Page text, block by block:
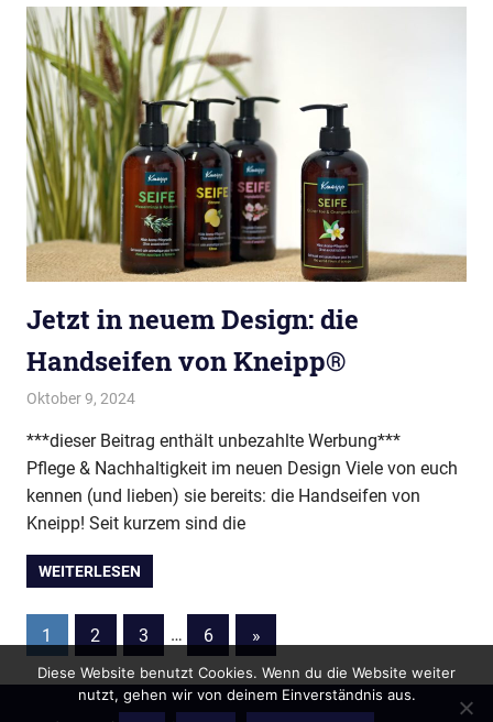
Jetzt in neuem Design: die
Handseifen von Kneipp®
Oktober 9, 2024
***dieser Beitrag enthält unbezahlte Werbung***
Pflege & Nachhaltigkeit im neuen Design Viele von euch
kennen (und lieben) sie bereits: die Handseifen von
Kneipp! Seit kurzem sind die
WEITERLESEN
Seitennummerierung
der
1 2 3 … 6
Nächste
Beiträge
»
Diese Website benutzt Cookies. Wenn du die Website weiter
nutzt, gehen wir von deinem Einverständnis aus.